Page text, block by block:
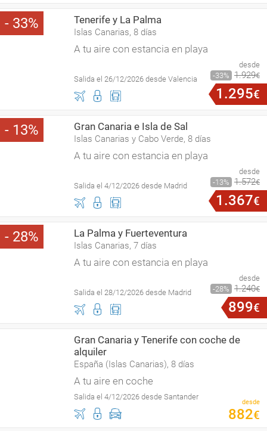
33 Tenerife y La Palma
Islas Canarias, 8 días
A tu aire con estancia en playa
Salida el 26/12/2026 desde Valencia
desde
33
1.929€
1 .295€
13 Gran Canaria e Isla de Sal
Islas Canarias y Cabo Verde, 8 días
A tu aire con estancia en playa
Salida el 4/12/2026 desde Madrid
desde
13
1.572€
1 .367€
28 La Palma y Fuerteventura
Islas Canarias, 7 días
A tu aire con estancia en playa
Salida el 28/12/2026 desde Madrid
desde
28
1.240€
899€
Gran Canaria y Tenerife con coche de
alquiler
España (Islas Canarias), 8 días
A tu aire en coche
Salida el 4/12/2026 desde Santander
desde
882€